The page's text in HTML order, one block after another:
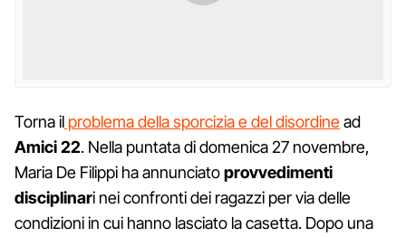
Torna il problema della sporcizia e del disordinead
Amici 22. Nella puntata di domenica 27 novembre,
Maria De Filippi ha annunciatoprovvedimenti
disciplinari nei confronti dei ragazzi per via delle
condizioni in cui hanno lasciato la casetta. Dopo una